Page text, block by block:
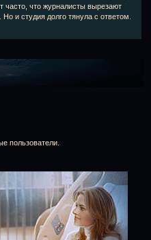
часто, что журналисты вырезают
и студия долго тянула с ответом.
пользователи.